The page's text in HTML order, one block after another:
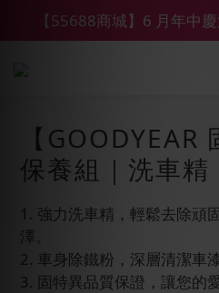
【鑽石熊/金熊新客首
【鑽石熊/金熊新客首
【GOODYEAR
保養組｜洗車精
1. 強力洗車精，輕鬆去除頑
澤。
2. 車身除鐵粉，深層清潔車
3. 固特異品質保證，讓您的